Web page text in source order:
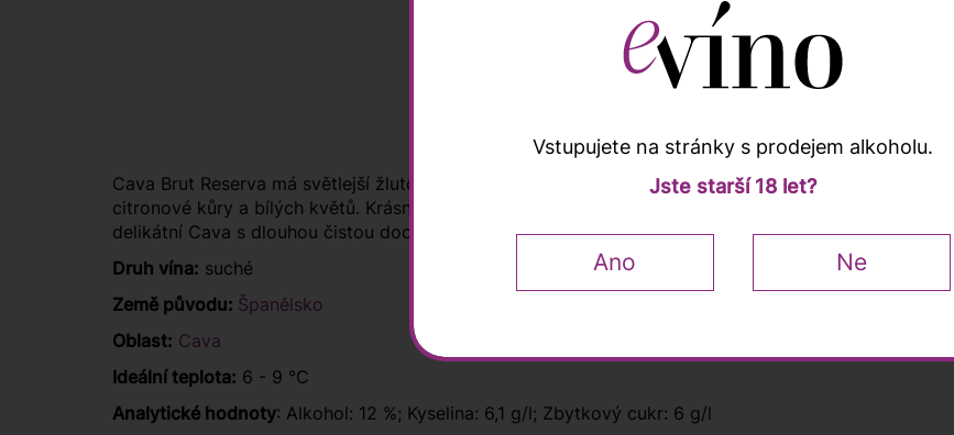
Popis a vlastnosti
Cava Brut Reserva má světlejší žlutou barvu se zlatými odlesky. Ve vůni najdete příjemné tóny
citronové kůry a bílých květů. Krásně strukturovaná chuť, jemné perlení a krémovost. Nechybí tóny
delikátní Cava s dlouhou čistou dochutí.
Druh vína: suché
Země původu: Španělsko
Oblast: Cava
Ideální teplota: 6 - 9 °C
Analytické hodnoty: Alkohol: 12 %; Kyselina: 6,1 g/l; Zbytkový cukr: 6 g/l
Vstupujete na stránky s prodejem alkoholu.
Jste starší 18 let?
Ano Ne